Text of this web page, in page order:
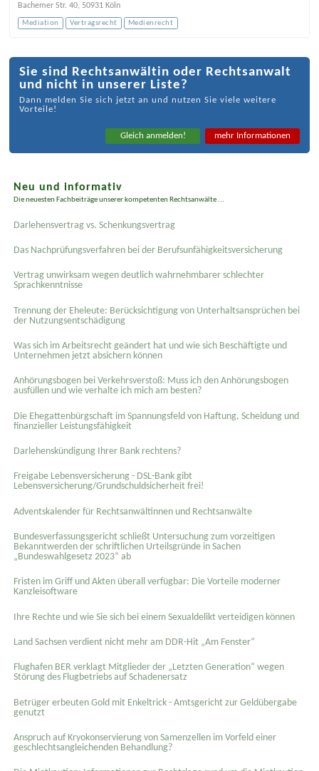
Bachemer Str. 40, 50931 Köln
Mediation Vertragsrecht Medienrecht
Sie sind Rechtsanwältin oder Rechtsanwalt
und nicht in unserer Liste?
Dann melden Sie sich jetzt an und nutzen Sie viele weitere
Vorteile!
Gleich anmelden! mehr Informationen
Neu und informativ
Die neuesten Fachbeiträge unserer kompetenten Rechtsanwälte ...
Darlehensvertrag vs. Schenkungsvertrag
Das Nachprüfungsverfahren bei der Berufsunfähigkeitsversicherung
Vertrag unwirksam wegen deutlich wahrnehmbarer schlechter
Sprachkenntnisse
Trennung der Eheleute: Berücksichtigung von Unterhaltsansprüchen bei
der Nutzungsentschädigung
Was sich im Arbeitsrecht geändert hat und wie sich Beschäftigte und
Unternehmen jetzt absichern können
Anhörungsbogen bei Verkehrsverstoß: Muss ich den Anhörungsbogen
ausfüllen und wie verhalte ich mich am besten?
Die Ehegattenbürgschaft im Spannungsfeld von Haftung, Scheidung und
finanzieller Leistungsfähigkeit
Darlehenskündigung Ihrer Bank rechtens?
Freigabe Lebensversicherung - DSL-Bank gibt
Lebensversicherung/Grundschuldsicherheit frei!
Adventskalender für Rechtsanwältinnen und Rechtsanwälte
Bundesverfassungsgericht schließt Untersuchung zum vorzeitigen
Bekanntwerden der schriftlichen Urteilsgründe in Sachen
„Bundeswahlgesetz 2023“ ab
Fristen im Griff und Akten überall verfügbar: Die Vorteile moderner
Kanzleisoftware
Ihre Rechte und wie Sie sich bei einem Sexual­delikt verteidigen können
Land Sachsen verdient nicht mehr am DDR-Hit „Am Fenster“
Flughafen BER verklagt Mitglieder der „Letzten Generation“ wegen
Störung des Flugbetriebs auf Schadenersatz
Betrüger erbeuten Gold mit Enkeltrick - Amtsgericht zur Geldübergabe
genutzt
Anspruch auf Kryokonservierung von Samenzellen im Vorfeld einer
geschlechtsangleichenden Behandlung?